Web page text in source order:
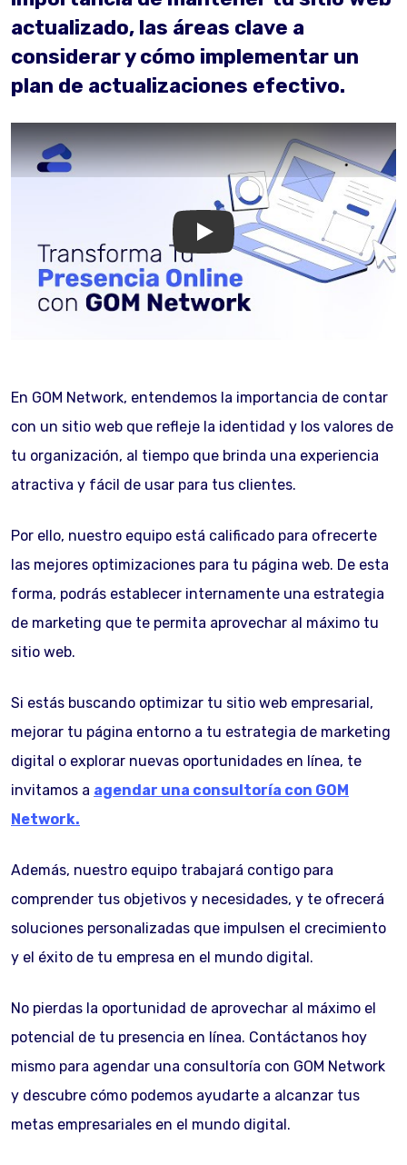
actualizado, las áreas clave a
considerar y cómo implementar un
plan de actualizaciones efectivo.
GOM Network
En GOM Network, entendemos la importancia de contar
con un sitio web que refleje la identidad y los valores de
tu organización, al tiempo que brinda una experiencia
atractiva y fácil de usar para tus clientes.
Por ello, nuestro equipo está calificado para ofrecerte
las mejores optimizaciones para tu página web. De esta
forma, podrás establecer internamente una estrategia
de marketing que te permita aprovechar al máximo tu
sitio web.
Si estás buscando optimizar tu sitio web empresarial,
mejorar tu página entorno a tu estrategia de marketing
digital o explorar nuevas oportunidades en línea, te
invitamos a agendar una consultoría con GOM
Network.
Además, nuestro equipo trabajará contigo para
comprender tus objetivos y necesidades, y te ofrecerá
soluciones personalizadas que impulsen el crecimiento
y el éxito de tu empresa en el mundo digital.
No pierdas la oportunidad de aprovechar al máximo el
potencial de tu presencia en línea. Contáctanos hoy
mismo para agendar una consultoría con GOM Network
y descubre cómo podemos ayudarte a alcanzar tus
metas empresariales en el mundo digital.